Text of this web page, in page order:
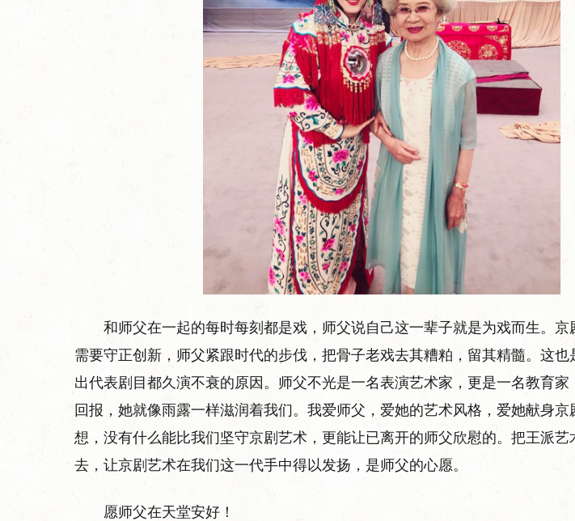
和师父在一起的每时每刻都是戏，师父说自己这一辈子就是为戏而生。京
需要守正创新，师父紧跟时代的步伐，把骨子老戏去其糟粕，留其精髓。这也
出代表剧目都久演不衰的原因。师父不光是一名表演艺术家，更是一名教育家
回报，她就像雨露一样滋润着我们。我爱师父，爱她的艺术风格，爱她献身
想，没有什么能比我们坚守京剧艺术，更能让已离开的师父欣慰的。把王派艺
去，让京剧艺术在我们这一代手中得以发扬，是师父的心愿。
愿师父在天堂安好！